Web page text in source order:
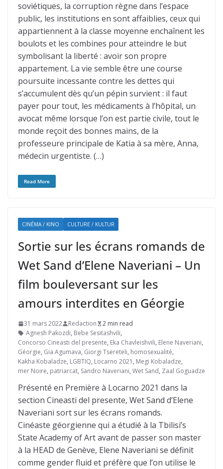
soviétiques, la corruption règne dans l’espace
public, les institutions en sont affaiblies, ceux qui
appartiennent à la classe moyenne enchaînent les
boulots et les combines pour atteindre le but
symbolisant la liberté : avoir son propre
appartement. La vie semble être une course
poursuite incessante contre les dettes qui
s’accumulent dès qu’un pépin survient : il faut
payer pour tout, les médicaments à l’hôpital, un
avocat même lorsque l’on est partie civile, tout le
monde reçoit des bonnes mains, de la
professeure principale de Katia à sa mère, Anna,
médecin urgentiste. (…)
Read More
CINÉMA / KINO CULTURE / KULTUR
Sortie sur les écrans romands de
Wet Sand d’Elene Naveriani – Un
film bouleversant sur les
amours interdites en Géorgie
31 mars 2022 Redaction
2 min read
Agnesh Pakozdi, Bebe Sesitashvili,
Concorso Cineasti del presente, Eka Chavleishvili, Elene Naveriani,
Géorgie, Gia Agumava, Giorgi Tsereteli, homosexualité,
Kakha Kobaladze, LGBTIQ, Locarno 2021 , Megi Kobaladze,
mer Noire, patriarcat, Sandro Naveriani, Wet Sand, Zaal Goguadze
Présenté en Première à Locarno 2021 dans la
section Cineasti del presente, Wet Sand d’Elene
Naveriani sort sur les écrans romands.
Cinéaste géorgienne qui a étudié à la Tbilisi’s
State Academy of Art avant de passer son master
à la HEAD de Genève, Elene Naveriani se définit
comme gender fluid et préfère que l’on utilise le